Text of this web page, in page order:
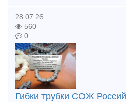
28.07.26
560
0
Гибки трубки СОЖ